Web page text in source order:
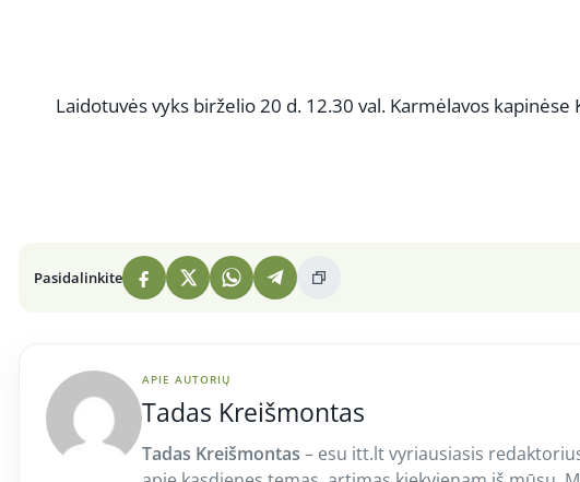
Laidotuvės vyks birželio 20 d. 12.30 val. Karmėlavos kapinėse
Pasidalinkite
APIE AUTORIŲ
Tadas Kreišmontas
Tadas Kreišmontas – esu itt.lt vyriausiasis